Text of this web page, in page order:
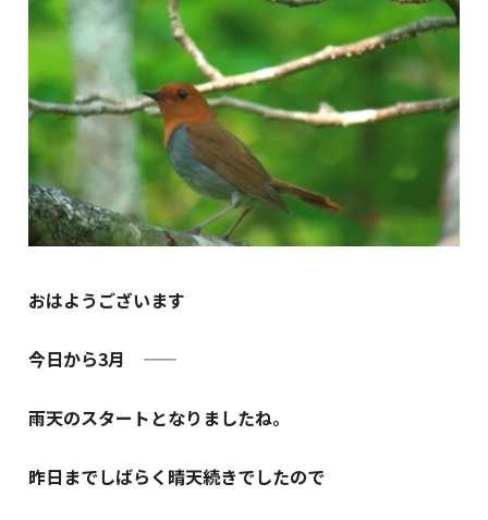
おはようございます
今日から3月 ――
雨天のスタートとなりましたね。
昨日までしばらく晴天続きでしたので